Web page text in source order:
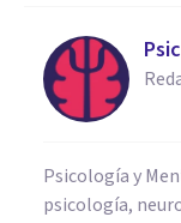
Psicología y
psicología,